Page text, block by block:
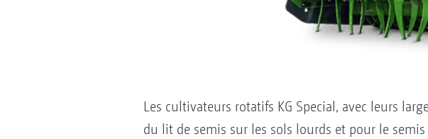
Les cultivateurs rotatifs KG Special, avec leurs
du lit de semis sur les sols lourds et pour le